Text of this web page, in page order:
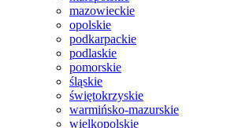
mazowieckie
opolskie
podkarpackie
podlaskie
pomorskie
śląskie
świętokrzyskie
warmińsko-mazurskie
wielkopolskie